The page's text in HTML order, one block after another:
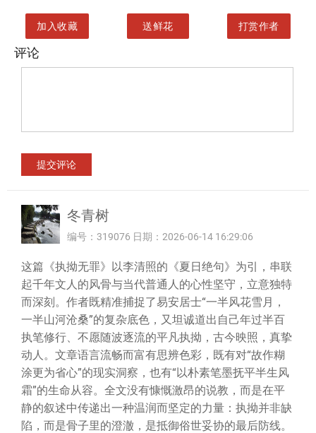
加入收藏 送鲜花 打赏作者
评论
冬青树
编号：319076 日期：2026-06-14 16:29:06
这篇《执拗无罪》以李清照的《夏日绝句》为引，串联
起千年文人的风骨与当代普通人的心性坚守，立意独特
而深刻。作者既精准捕捉了易安居士“一半风花雪月，
一半山河沧桑”的复杂底色，又坦诚道出自己年过半百
执笔修行、不愿随波逐流的平凡执拗，古今映照，真挚
动人。文章语言流畅而富有思辨色彩，既有对“故作糊
涂更为省心”的现实洞察，也有“以朴素笔墨抚平半生风
霜”的生命从容。全文没有慷慨激昂的说教，而是在平
静的叙述中传递出一种温润而坚定的力量：执拗并非缺
陷，而是骨子里的澄澈，是抵御俗世妥协的最后防线。